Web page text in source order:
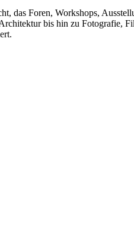
das Foren, Workshops,
bis hin zu Fotografie,